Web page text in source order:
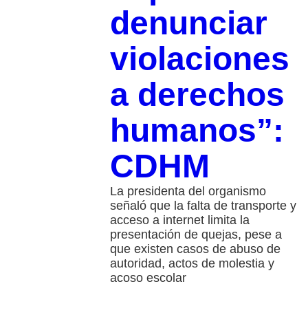
denunciar
violaciones
a derechos
humanos”:
CDHM
La presidenta del organismo
señaló que la falta de transporte y
acceso a internet limita la
presentación de quejas, pese a
que existen casos de abuso de
autoridad, actos de molestia y
acoso escolar